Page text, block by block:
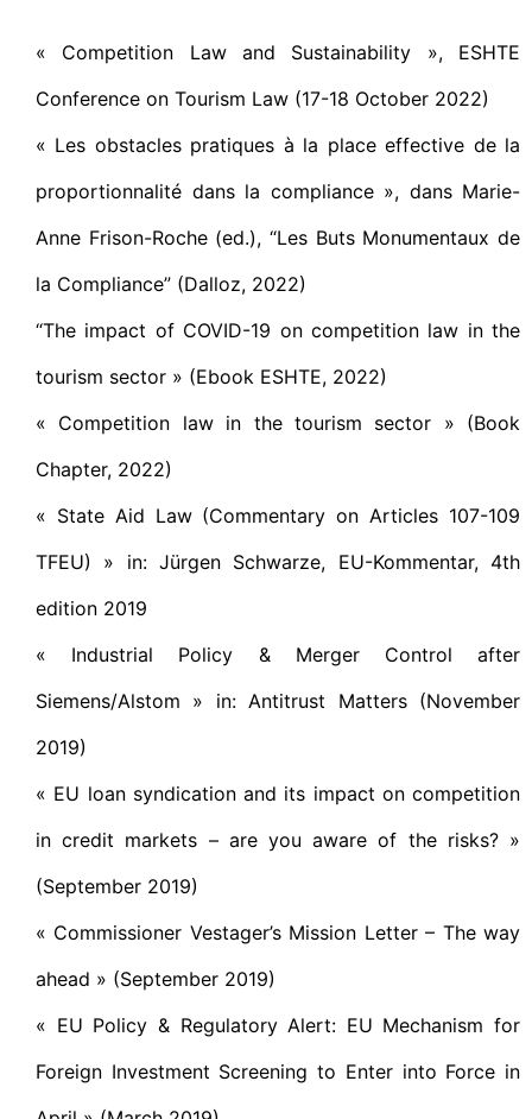
« Competition Law and Sustainability », ESHTE
Conference on Tourism Law (17-18 October 2022)
« Les obstacles pratiques à la place effective de la
proportionnalité dans la compliance », dans Marie-
Anne Frison-Roche (ed.), “Les Buts Monumentaux de
la Compliance” (Dalloz, 2022)
“The impact of COVID-19 on competition law in the
tourism sector » (Ebook ESHTE, 2022)
« Competition law in the tourism sector » (Book
Chapter, 2022)
« State Aid Law (Commentary on Articles 107-109
TFEU) » in: Jürgen Schwarze, EU-Kommentar, 4th
edition 2019
« Industrial Policy & Merger Control after
Siemens/Alstom » in: Antitrust Matters (November
2019)
« EU loan syndication and its impact on competition
in credit markets – are you aware of the risks? »
(September 2019)
« Commissioner Vestager’s Mission Letter – The way
ahead » (September 2019)
« EU Policy & Regulatory Alert: EU Mechanism for
Foreign Investment Screening to Enter into Force in